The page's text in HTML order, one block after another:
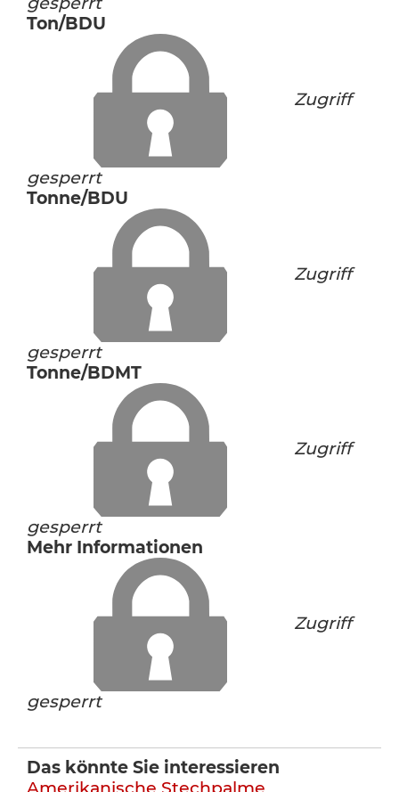
Ton/BDU
Zugriff
gesperrt
Tonne/BDU
Zugriff
gesperrt
Tonne/BDMT
Zugriff
gesperrt
Mehr Informationen
Zugriff
gesperrt
Das könnte Sie interessieren